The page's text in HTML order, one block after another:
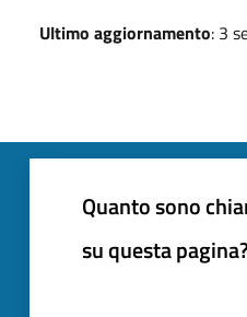
Ultimo aggiornamento: 3
Quanto sono
su questa